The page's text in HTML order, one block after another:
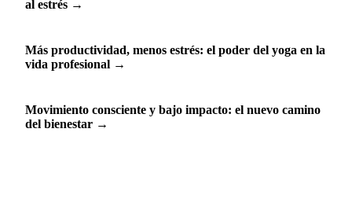
al estrés →
Más productividad, menos estrés: el poder del yoga en la
vida profesional →
Movimiento consciente y bajo impacto: el nuevo camino
del bienestar →